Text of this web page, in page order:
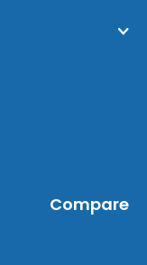
Compare